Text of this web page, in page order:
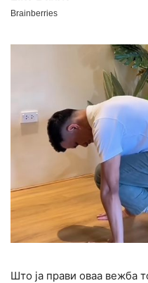
Што ја прави оваа вежба